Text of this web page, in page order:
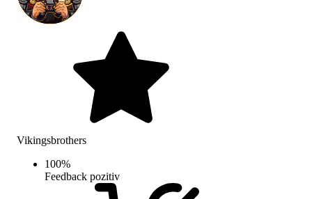
Vikingsbrothers
100%
Feedback pozitiv